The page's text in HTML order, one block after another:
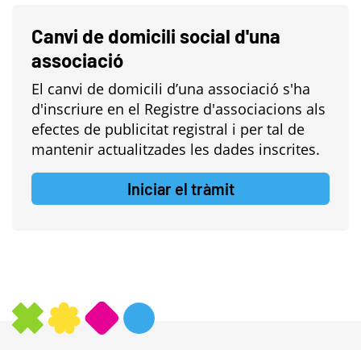
Canvi de domicili social d'una
associació
El canvi de domicili d’una associació s'ha
d'inscriure en el Registre d'associacions als
efectes de publicitat registral i per tal de
mantenir actualitzades les dades inscrites.
Iniciar el tràmit